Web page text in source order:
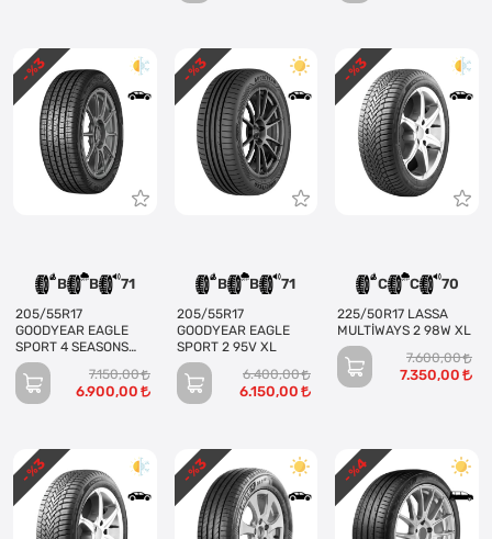
B B 71
205/55R17
GOODYEAR EAGLE
SPORT 4 SEASONS
95V XL
7.150,00
6.900,00
- %
3
B B 71
205/55R17
GOODYEAR EAGLE
SPORT 2 95V XL
6.400,00
6.150,00
- %
3
C C 70
225/50R17 LASSA
MULTİWAYS 2 98W XL
7.600,00
7.350,00
- %
3
- %
3 - %
3 - %
4